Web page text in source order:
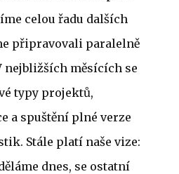
celou řadu dalších
připravovali paralelně
nejbližších měsících se
typy projektů,
a spuštění plné verze
Stále platí naše vize:
dnes, se ostatní